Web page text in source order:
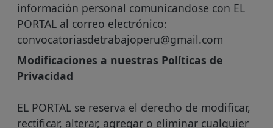
información personal comunicandose con EL
PORTAL al correo electrónico:
convocatoriasdetrabajoperu@gmail.com
Modificaciones a nuestras Políticas de
Privacidad
EL PORTAL se reserva el derecho de modificar,
rectificar, alterar, agregar o eliminar cualquier